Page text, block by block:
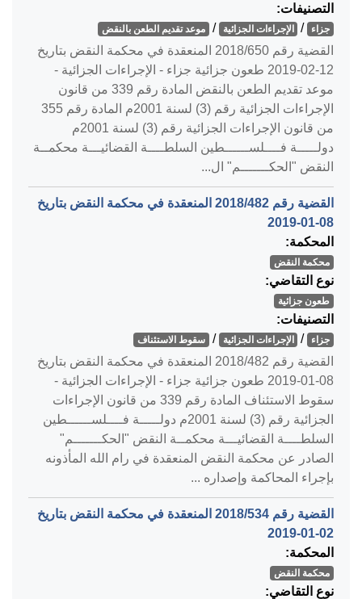
التصنيفات:
جزاء / الإجراءات الجزائية / موعد تقديم الطعن بالنقض
القضية رقم ‎650‏/‎2018‏ المنعقدة في محكمة النقض بتاريخ
‎2019-02-12‏ طعون جزائية جزاء - الإجراءات الجزائية -
موعد تقديم الطعن بالنقض المادة رقم 339 من قانون
الإجراءات الجزائية رقم (3) لسنة 2001م المادة رقم 355
من قانون الإجراءات الجزائية رقم (3) لسنة 2001م
دولـــــة فــــلســــــطين السلطــــة القضائيـــة محكمــة
النقض "الحكـــــــم" ال...
القضية رقم ‎482‏/‎2018‏ المنعقدة في محكمة النقض بتاريخ
‎2019-01-08‏
المحكمة:
محكمة النقض
نوع التقاضي:
طعون جزائية
التصنيفات:
جزاء / الإجراءات الجزائية / سقوط الاستئناف
القضية رقم ‎482‏/‎2018‏ المنعقدة في محكمة النقض بتاريخ
‎2019-01-08‏ طعون جزائية جزاء - الإجراءات الجزائية -
سقوط الاستئناف المادة رقم 339 من قانون الإجراءات
الجزائية رقم (3) لسنة 2001م دولـــــة فــــلســــــطين
السلطــــة القضائيـــة محكمــة النقض "الحكـــــــم"
الصادر عن محكمة النقض المنعقدة في رام الله المأذونه
بإجراء المحاكمة وإصداره ...
القضية رقم ‎534‏/‎2018‏ المنعقدة في محكمة النقض بتاريخ
‎2019-01-02‏
المحكمة:
محكمة النقض
نوع التقاضي: